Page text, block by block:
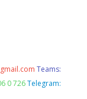
Teams:
0 726 Telegram: